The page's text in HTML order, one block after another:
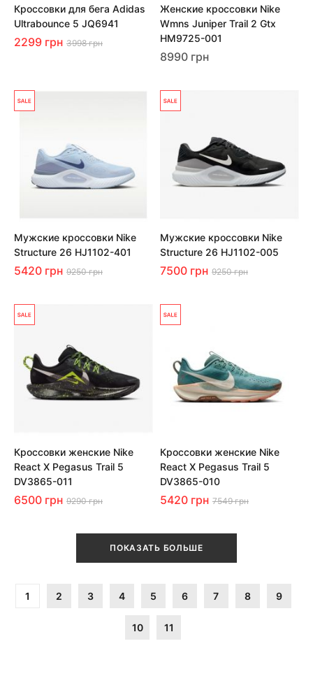
Кроссовки для бега Adidas
Ultrabounce 5 JQ6941
2299 грн 3998 грн
Женские кроссовки Nike
Wmns Juniper Trail 2 Gtx
HM9725-001
8990 грн
Мужские кроссовки Nike
Structure 26 HJ1102-401
5420 грн 9250 грн
Мужские кроссовки Nike
Structure 26 HJ1102-005
7500 грн 9250 грн
Кроссовки женские Nike
React X Pegasus Trail 5
DV3865-011
6500 грн 9290 грн
Кроссовки женские Nike
React X Pegasus Trail 5
DV3865-010
5420 грн 7549 грн
ПОКАЗАТЬ БОЛЬШЕ
1 2 3 4 5 6 7 8 9
10 11